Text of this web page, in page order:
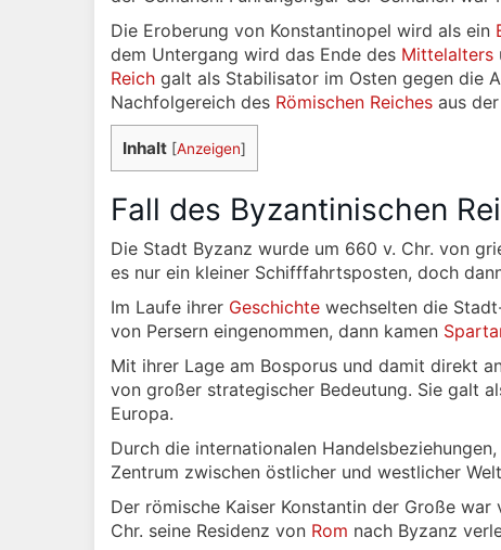
Die Eroberung von Konstantinopel wird als ein
dem Untergang wird das Ende des Mittelalters
Reich galt als Stabilisator im Osten gegen die
Nachfolgereich des Römischen Reiches aus der
Inhalt [Anzeigen]
Fall des Byzantinischen
Die Stadt Byzanz wurde um 660 v. Chr. von
es nur ein kleiner Schifffahrtsposten, doch
Im Laufe ihrer Geschichte wechselten die
von Persern eingenommen, dann kamen
Mit ihrer Lage am Bosporus und damit direkt
von großer strategischer Bedeutung. Sie galt
Europa.
Durch die internationalen
Zentrum zwischen östlicher und westlicher
Der römische Kaiser Konstantin der Große
Chr. seine Residenz von Rom nach Byzanz